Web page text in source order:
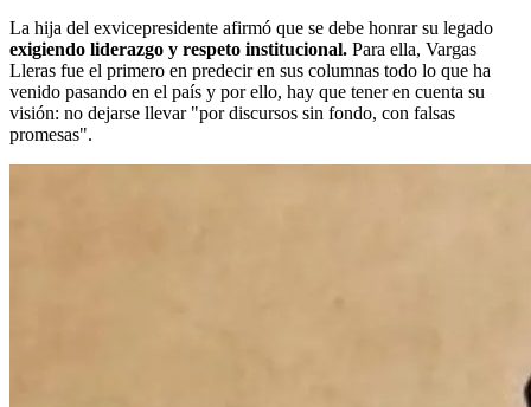
La hija del exvicepresidente afirmó que se debe honrar su legado
exigiendo liderazgo y respeto institucional. Para ella, Vargas
Lleras fue el primero en predecir en sus columnas todo lo que ha
venido pasando en el país y por ello, hay que tener en cuenta su
visión: no dejarse llevar "por discursos sin fondo, con falsas
promesas".